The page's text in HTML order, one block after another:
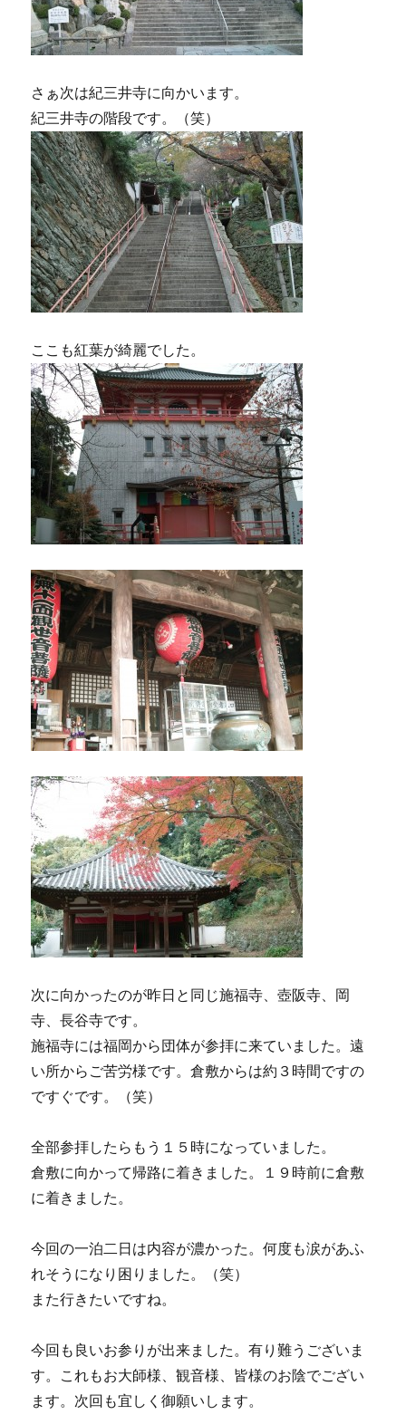
さぁ次は紀三井寺に向かいます。
紀三井寺の階段です。（笑）
ここも紅葉が綺麗でした。
次に向かったのが昨日と同じ施福寺、壺阪寺、岡
寺、長谷寺です。
施福寺には福岡から団体が参拝に来ていました。遠
い所からご苦労様です。倉敷からは約３時間ですの
ですぐです。（笑）
全部参拝したらもう１５時になっていました。
倉敷に向かって帰路に着きました。１９時前に倉敷
に着きました。
今回の一泊二日は内容が濃かった。何度も涙があふ
れそうになり困りました。（笑）
また行きたいですね。
今回も良いお参りが出来ました。有り難うございま
す。これもお大師様、観音様、皆様のお陰でござい
ます。次回も宜しく御願いします。